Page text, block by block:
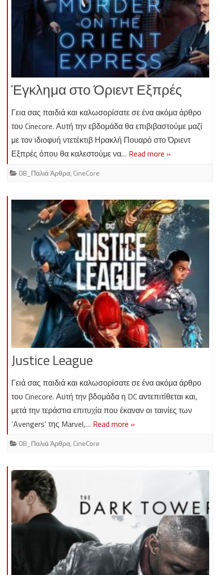
Έγκλημα στο Όριεντ Εξπρές
Γεια σας παιδιά και καλωσορίσατε σε ένα ακόμα άρθρο
του Cinecore. Αυτή την εβδομάδα θα επιβιβαστούμε μαζί
με τον ιδιοφυή ντετέκτιβ Ηρακλή Πουαρό στο Όριεντ
Εξπρές όπου θα καλεστούμε να… Read more »
08_Παλιά Άρθρα, CineCore
Justice League
Γειά σας παιδιά και καλωσορίσατε σε ένα ακόμα άρθρο
του Cinecore. Αυτή την βδομάδα η DC αντεπιτίθεται και,
μετά την τεράστια επιτυχία που έκαναν οι ταινίες των
‘Avengers’ της Marvel,… Read more »
08_Παλιά Άρθρα, CineCore